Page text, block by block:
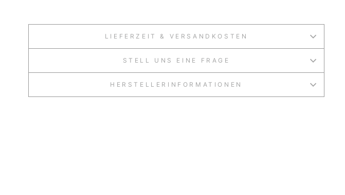
LIEFERZEIT & VERSANDKOSTEN
STELL UNS EINE FRAGE
HERSTELLERINFORMATIONEN